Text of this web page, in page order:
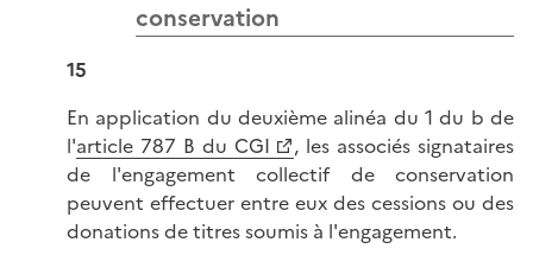
conservation
15
En application du deuxième alinéa du 1 du b de
l'article 787 B du CGI
, les associés signataires
de l'engagement collectif de conservation
peuvent effectuer entre eux des cessions ou des
donations de titres soumis à l'engagement.